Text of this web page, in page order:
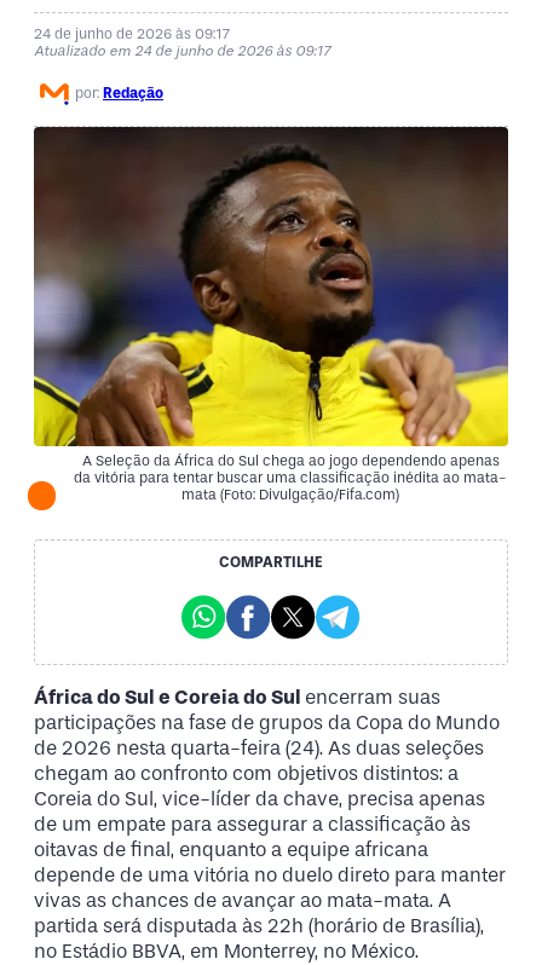
24 de junho de 2026 às 09:17
Atualizado em 24 de junho de 2026 às 09:17
por: Redação
A Seleção da África do Sul chega ao jogo dependendo apenas
da vitória para tentar buscar uma classificação inédita ao mata-
mata (Foto: Divulgação/Fifa.com)
COMPARTILHE
África do Sul e Coreia do Sul encerram suas
participações na fase de grupos da Copa do Mundo
de 2026 nesta quarta-feira (24). As duas seleções
chegam ao confronto com objetivos distintos: a
Coreia do Sul, vice-líder da chave, precisa apenas
de um empate para assegurar a classificação às
oitavas de final, enquanto a equipe africana
depende de uma vitória no duelo direto para manter
vivas as chances de avançar ao mata-mata. A
partida será disputada às 22h (horário de Brasília),
no Estádio BBVA, em Monterrey, no México.